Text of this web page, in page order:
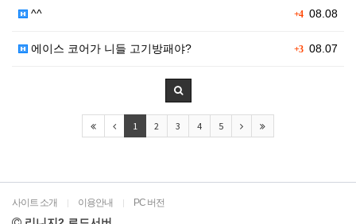
+408.08
^^
+308.07
에이스 코어가 니들 고기방패야?
1 2 3 4 5
사이트 소개 | 이용안내 | PC 버전